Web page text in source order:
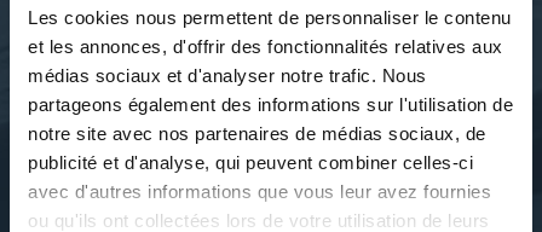
Les cookies nous permettent de personnaliser le contenu
et les annonces, d'offrir des fonctionnalités relatives aux
médias sociaux et d'analyser notre trafic. Nous
partageons également des informations sur l'utilisation de
notre site avec nos partenaires de médias sociaux, de
publicité et d'analyse, qui peuvent combiner celles-ci
avec d'autres informations que vous leur avez fournies
ou qu'ils ont collectées lors de votre utilisation de leurs